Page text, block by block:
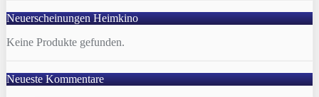
Neuerscheinungen Heimkino
Keine Produkte gefunden.
Neueste Kommentare